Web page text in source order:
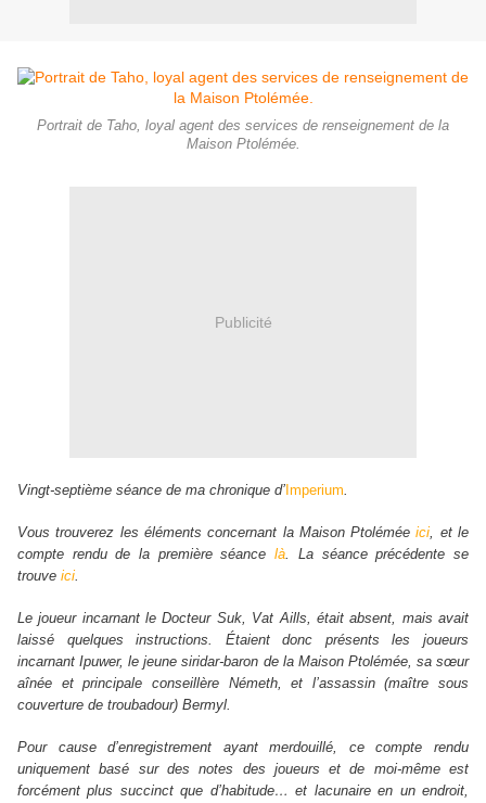
Portrait de Taho, loyal agent des services de renseignement de la
Maison Ptolémée.
Publicité
Vingt-septième séance de ma chronique d’ Imperium.
Vous trouverez les éléments concernant la Maison Ptoléméeici, et le
compte rendu de la première séancelà. La séance précédente se
trouve ici.
Le joueur incarnant le Docteur Suk, Vat Aills, était absent, mais avait
laissé quelques instructions. Étaient donc présents les joueurs
incarnant Ipuwer, le jeune siridar-baron de la Maison Ptolémée, sa sœur
aînée et principale conseillère Németh, et l’assassin (maître sous
couverture de troubadour) Bermyl.
Pour cause d’enregistrement ayant merdouillé, ce compte rendu
uniquement basé sur des notes des joueurs et de moi-même est
forcément plus succinct que d’habitude… et lacunaire en un endroit,